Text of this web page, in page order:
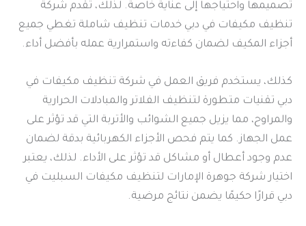
تصميمها واحتياجها إلى عناية خاصة. لذلك، تقدم شركة
تنظيف مكيفات في دبي خدمات تنظيف شاملة تغطي جميع
أجزاء المكيف لضمان كفاءته واستمرارية عمله بأفضل أداء.
كذلك، يستخدم فريق العمل في شركة تنظيف مكيفات في
دبي تقنيات متطورة لتنظيف الفلاتر والمبادلات الحرارية
والمراوح، مما يزيل جميع الشوائب والأتربة التي قد تؤثر على
عمل الجهاز. كما يتم فحص الأجزاء الكهربائية بدقة لضمان
عدم وجود أعطال أو مشاكل قد تؤثر على الأداء. لذلك، يعتبر
اختيار شركة جوهرة الإمارات لتنظيف مكيفات السبليت في
دبي قرارًا حكيمًا يضمن نتائج مرضية.